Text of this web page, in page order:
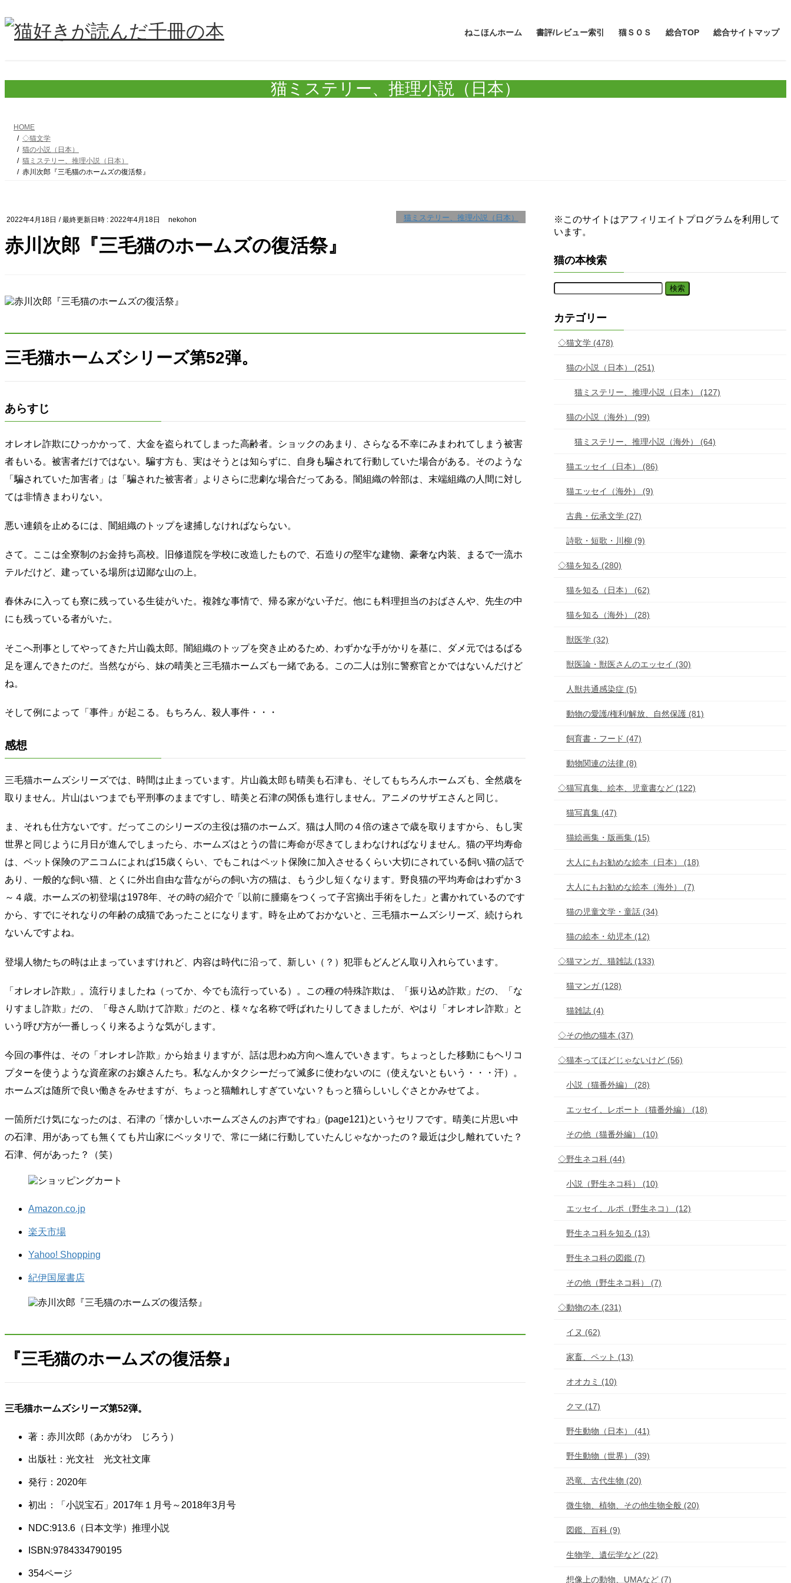
ン
キ
ビ
に
ねこほんホーム 書評/レビュー索引 猫ＳＯＳ 総合TOP 総合サイトマップ
猫ミステリー、推理小説（日本）
HOME
◇猫文学
猫の小説（日本）
猫ミステリー、推理小説（日本）
赤川次郎『三毛猫のホームズの復活祭』
2022年4月18日 / 最終更新日時 : 2022年4月18日 nekohon 猫ミステリー、推理小説（日本）
赤川次郎『三毛猫のホームズの復活祭』
三毛猫ホームズシリーズ第52弾。
あらすじ
オレオレ詐欺にひっかかって、大金を盗られてしまった高齢者。ショックのあまり、さらなる不幸にみまわれてしまう被害
者もいる。被害者だけではない。騙す方も、実はそうとは知らずに、自身も騙されて行動していた場合がある。そのような
「騙されていた加害者」は「騙された被害者」よりさらに悲劇な場合だってある。闇組織の幹部は、末端組織の人間に対し
ては非情きまわりない。
悪い連鎖を止めるには、闇組織のトップを逮捕しなければならない。
さて。ここは全寮制のお金持ち高校。旧修道院を学校に改造したもので、石造りの堅牢な建物、豪奢な内装、まるで一流ホ
テルだけど、建っている場所は辺鄙な山の上。
春休みに入っても寮に残っている生徒がいた。複雑な事情で、帰る家がない子だ。他にも料理担当のおばさんや、先生の中
にも残っている者がいた。
そこへ刑事としてやってきた片山義太郎。闇組織のトップを突き止めるため、わずかな手がかりを基に、ダメ元ではるばる
足を運んできたのだ。当然ながら、妹の晴美と三毛猫ホームズも一緒である。この二人は別に警察官とかではないんだけど
ね。
そして例によって「事件」が起こる。もちろん、殺人事件・・・
感想
三毛猫ホームズシリーズでは、時間は止まっています。片山義太郎も晴美も石津も、そしてもちろんホームズも、全然歳を
取りません。片山はいつまでも平刑事のままですし、晴美と石津の関係も進行しません。アニメのサザエさんと同じ。
ま、それも仕方ないです。だってこのシリーズの主役は猫のホームズ。猫は人間の４倍の速さで歳を取りますから、もし実
世界と同じように月日が進んでしまったら、ホームズはとうの昔に寿命が尽きてしまわなければなりません。猫の平均寿命
は、ペット保険のアニコムによれば15歳くらい、でもこれはペット保険に加入させるくらい大切にされている飼い猫の話で
あり、一般的な飼い猫、とくに外出自由な昔ながらの飼い方の猫は、もう少し短くなります。野良猫の平均寿命はわずか３
～４歳。ホームズの初登場は1978年、その時の紹介で「以前に腫瘍をつくって子宮摘出手術をした」と書かれているのです
から、すでにそれなりの年齢の成猫であったことになります。時を止めておかないと、三毛猫ホームズシリーズ、続けられ
ないんですよね。
登場人物たちの時は止まっていますけれど、内容は時代に沿って、新しい（？）犯罪もどんどん取り入れらています。
「オレオレ詐欺」。流行りましたね（ってか、今でも流行っている）。この種の特殊詐欺は、「振り込め詐欺」だの、「な
りすまし詐欺」だの、「母さん助けて詐欺」だのと、様々な名称で呼ばれたりしてきましたが、やはり「オレオレ詐欺」と
いう呼び方が一番しっくり来るような気がします。
今回の事件は、その「オレオレ詐欺」から始まりますが、話は思わぬ方向へ進んでいきます。ちょっとした移動にもヘリコ
プターを使うような資産家のお嬢さんたち。私なんかタクシーだって滅多に使わないのに（使えないともいう・・・汗）。
ホームズは随所で良い働きをみせますが、ちょっと猫離れしすぎていない？もっと猫らしいしぐさとかみせてよ。
一箇所だけ気になったのは、石津の「懐かしいホームズさんのお声ですね」(page121)というセリフです。晴美に片思い中
の石津、用があっても無くても片山家にベッタリで、常に一緒に行動していたんじゃなかったの？最近は少し離れていた？
石津、何があった？（笑）
Amazon.co.jp
楽天市場
Yahoo! Shopping
紀伊国屋書店
『三毛猫のホームズの復活祭』
三毛猫ホームズシリーズ第52弾。
著：赤川次郎（あかがわ じろう）
出版社：光文社 光文社文庫
発行：2020年
初出：「小説宝石」2017年１月号～2018年3月号
NDC:913.6（日本文学）推理小説
ISBN:9784334790195
354ページ
※このサイトはアフィリエイトプログラムを利用して
います。
猫の本検索
カテゴリー
◇猫文学 (478)
猫の小説（日本） (251)
猫ミステリー、推理小説（日本） (127)
猫の小説（海外） (99)
猫ミステリー、推理小説（海外） (64)
猫エッセイ（日本） (86)
猫エッセイ（海外） (9)
古典・伝承文学 (27)
詩歌・短歌・川柳 (9)
◇猫を知る (280)
猫を知る（日本） (62)
猫を知る（海外） (28)
獣医学 (32)
獣医論・獣医さんのエッセイ (30)
人獣共通感染症 (5)
動物の愛護/権利/解放、自然保護 (81)
飼育書・フード (47)
動物関連の法律 (8)
◇猫写真集、絵本、児童書など (122)
猫写真集 (47)
猫絵画集・版画集 (15)
大人にもお勧めな絵本（日本） (18)
大人にもお勧めな絵本（海外） (7)
猫の児童文学・童話 (34)
猫の絵本・幼児本 (12)
◇猫マンガ、猫雑誌 (133)
猫マンガ (128)
猫雑誌 (4)
◇その他の猫本 (37)
◇猫本ってほどじゃないけど (56)
小説（猫番外編） (28)
エッセイ、レポート（猫番外編） (18)
その他（猫番外編） (10)
◇野生ネコ科 (44)
小説（野生ネコ科） (10)
エッセイ、ルポ（野生ネコ） (12)
野生ネコ科を知る (13)
野生ネコ科の図鑑 (7)
その他（野生ネコ科） (7)
◇動物の本 (231)
イヌ (62)
家畜、ペット (13)
オオカミ (10)
クマ (17)
野生動物（日本） (41)
野生動物（世界） (39)
恐竜、古代生物 (20)
微生物、植物、その他生物全般 (20)
図鑑、百科 (9)
生物学、遺伝学など (22)
想像上の動物、UMAなど (7)